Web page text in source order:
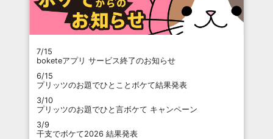
7/15
boketeアプリ サービス終了のお知らせ
6/15
プリッツのお題でひとことボケて結果発表
3/10
プリッツのお題でひと言ボケて キャンペーン
3/9
干支でボケて2026 結果発表